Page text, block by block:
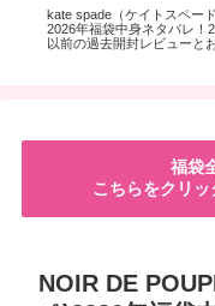
kate spade（ケイトスペード
2026年福袋中身ネタバレ！
以前の過去開封レビューとお
福袋
こちらをクリ
NOIR DE